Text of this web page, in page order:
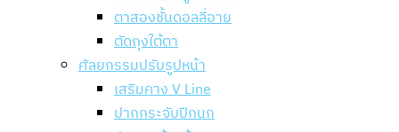
ตาสองชั้นดอลลี่อาย
ตัดถุงใต้ตา
ศัลยกรรมปรับรูปหน้า
เสริมคาง V Line
ปากกระจับปีกนก